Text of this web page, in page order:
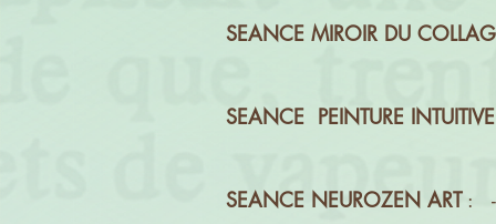
SEANCE MIROIR DU
SEANCE PEINTURE INTUITIVE
SEANCE NEUROZEN ART: -